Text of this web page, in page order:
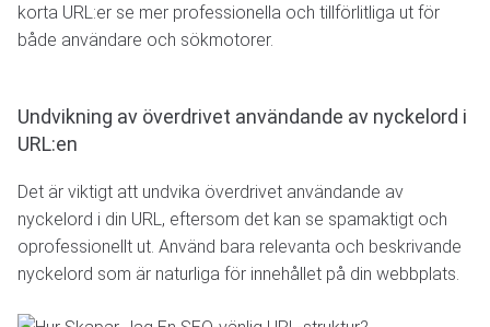
korta URL:er se mer professionella och tillförlitliga ut för
både användare och sökmotorer.
Undvikning av överdrivet användande av nyckelord i
URL:en
Det är viktigt att undvika överdrivet användande av
nyckelord i din URL, eftersom det kan se spamaktigt och
oprofessionellt ut. Använd bara relevanta och beskrivande
nyckelord som är naturliga för innehållet på din webbplats.